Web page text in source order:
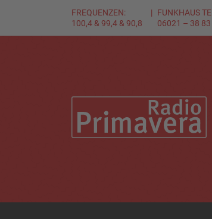
FREQUENZEN:
100,4 & 99,4 & 90,8
FUNKHAUS
06021 – 38 83